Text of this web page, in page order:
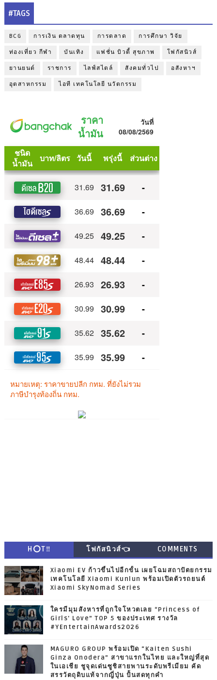
#TAGS
BCG การเงิน ตลาดทุน การตลาด การศึกษา วิจัย
ท่องเที่ยว กีฬา บันเทิง แฟชั่น บิวตี้ สุขภาพ โฟกัสนิวส์
ยานยนต์ ราชการ ไลฟ์สไตล์ สังคมทั่วไป อสังหาฯ
อุตสาหกรรม ไอที เทคโนโลยี นวัตกรรม
H⭕T‼ โฟกัสนิวส์👈 COMMENTS
Xiaomi EV ก้าวขึ้นไปอีกขั้น เผยโฉมสถาปัตยกรรม
เทคโนโลยี Xiaomi Kunlun พร้อมเปิดตัวรถยนต์
Xiaomi SkyNomad Series
ใครมีมุมสังหารที่ถูกใจโหวตเลย “Princess of
Girls' Love” TOP 5 ของประเทศ รางวัล
#YEntertainAwards2026
MAGURO GROUP พร้อมเปิด “Kaiten Sushi
Ginza Onodera” สาขาแรกในไทย และใหญ่ที่สุด
ในเอเชีย ชูจุดเด่นซูชิสายพานระดับพรีเมียม คัด
สรรวัตถุดิบแท้จากญี่ปุ่น ปั้นสดทุกคำ